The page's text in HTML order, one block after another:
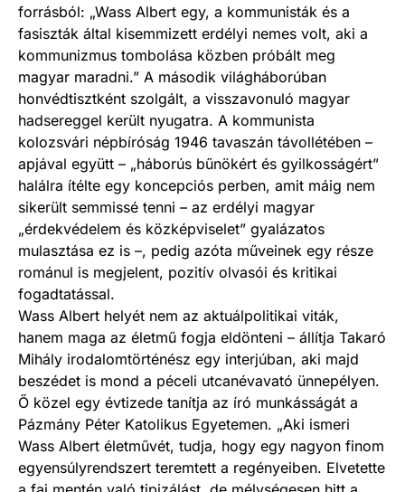
forrásból: „Wass Albert egy, a kommunisták és a
fasiszták által kisemmizett erdélyi nemes volt, aki a
kommunizmus tombolása közben próbált meg
magyar maradni.” A második világháborúban
honvédtisztként szolgált, a visszavonuló magyar
hadsereggel került nyugatra. A kommunista
kolozsvári népbíróság 1946 tavaszán távollétében –
apjával együtt – „háborús bűnökért és gyilkosságért”
halálra ítélte egy koncepciós perben, amit máig nem
sikerült semmissé tenni – az erdélyi magyar
„érdekvédelem és közképviselet” gyalázatos
mulasztása ez is –, pedig azóta műveinek egy része
románul is megjelent, pozitív olvasói és kritikai
fogadtatással.
Wass Albert helyét nem az aktuálpolitikai viták,
hanem maga az életmű fogja eldönteni – állítja Takaró
Mihály irodalomtörténész egy interjúban, aki majd
beszédet is mond a péceli utcanévavató ünnepélyen.
Ő közel egy évtizede tanítja az író munkásságát a
Pázmány Péter Katolikus Egyetemen. „Aki ismeri
Wass Albert életművét, tudja, hogy egy nagyon finom
egyensúlyrendszert teremtett a regényeiben. Elvetette